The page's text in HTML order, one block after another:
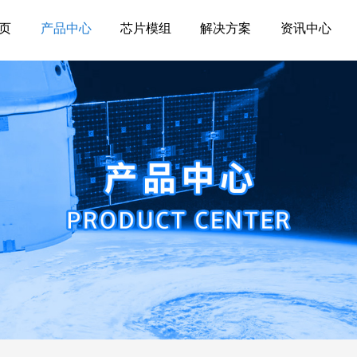
产品中心 芯片模组 解决方案 资讯中心